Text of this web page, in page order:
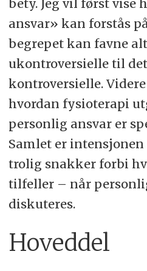
bety. Jeg vil først vise
ansvar» kan forstås
begrepet kan favne
ukontroversielle til
kontroversielle.
hvordan fysioterapi
personlig ansvar er
Samlet er
trolig snakker forbi
tilfeller – når
diskuteres.
Hoveddel